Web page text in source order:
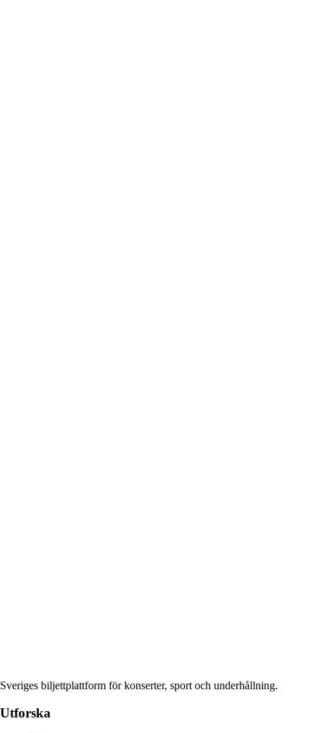
Sveriges biljettplattform för konserter, sport och underhållning.
Utforska